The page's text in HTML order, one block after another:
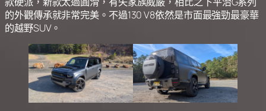
的外觀傳承就非常完美。不過130 V8依然是市面最強勁最豪華
的越野SUV。